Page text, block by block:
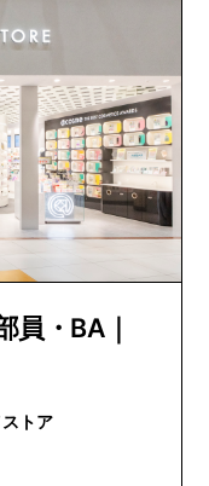
員・BA｜
スメストア